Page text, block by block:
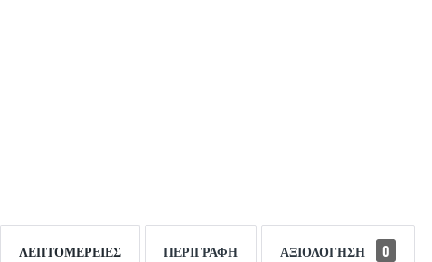
ΛΕΠΤΟΜΈΡΕΙΕΣ ΠΕΡΙΓΡΑΦΉ ΑΞΙΟΛΌΓΗΣΗ 0